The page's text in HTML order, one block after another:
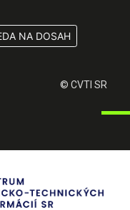
NA DOSAH
© CVTI SR